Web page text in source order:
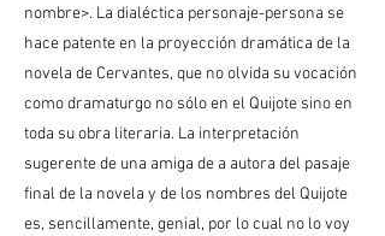
nombre>. La dialéctica personaje-persona se
hace patente en la proyección dramática de la
novela de Cervantes, que no olvida su vocación
como dramaturgo no sólo en el Quijote sino en
toda su obra literaria. La interpretación
sugerente de una amiga de a autora del pasaje
final de la novela y de los nombres del Quijote
es, sencillamente, genial, por lo cual no lo voy